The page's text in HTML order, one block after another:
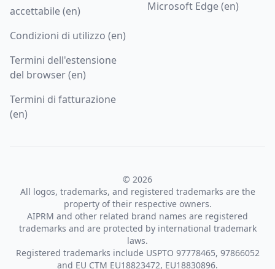
accettabile (en)
Condizioni di utilizzo (en)
Termini dell'estensione
del browser (en)
Termini di fatturazione
(en)
Microsoft Edge (en)
© 2026
All logos, trademarks, and registered trademarks are the
property of their respective owners.
AIPRM and other related brand names are registered
trademarks and are protected by international trademark
laws.
Registered trademarks include USPTO 97778465, 97866052
and EU CTM EU18823472, EU18830896.